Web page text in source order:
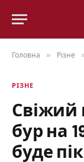
Головна » Різне
РІЗНЕ
Свіжий
бур на
буде